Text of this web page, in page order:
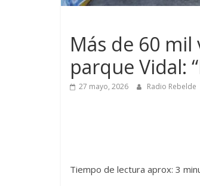
Más de 60
parque Vidal:
27 mayo, 2026 Radio Rebelde
Tiempo de lectura aprox: 3